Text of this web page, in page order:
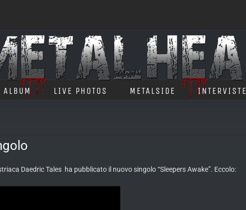
ALBUM LIVE PHOTOS METALSIDE INTERVISTE
Daedric Tales ha pubblicato il nuovo singolo “Sleepers Awake”. Eccolo: